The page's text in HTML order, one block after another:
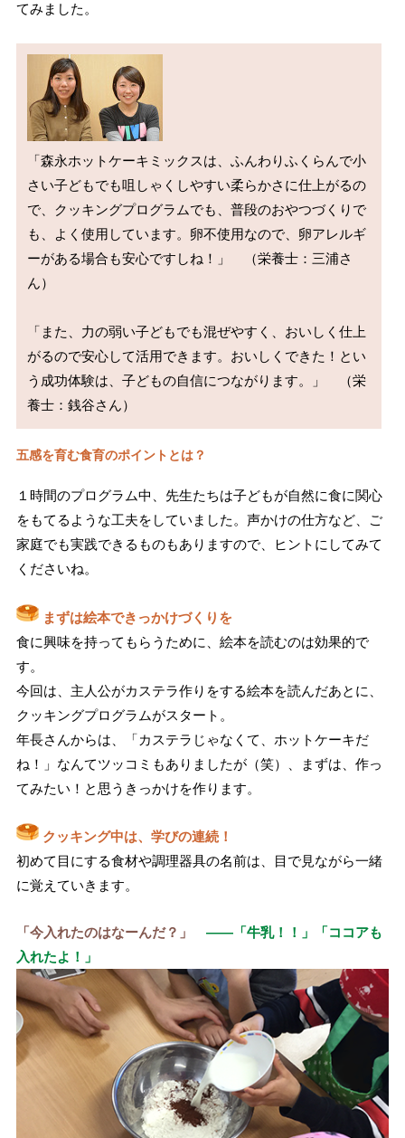
てみました。
「森永ホットケーキミックスは、ふんわりふくらんで小
さい子どもでも咀しゃくしやすい柔らかさに仕上がるの
で、クッキングプログラムでも、普段のおやつづくりで
も、よく使用しています。卵不使用なので、卵アレルギ
ーがある場合も安心ですしね！」　（栄養士：三浦さ
ん）
「また、力の弱い子どもでも混ぜやすく、おいしく仕上
がるので安心して活用できます。おいしくできた！とい
う成功体験は、子どもの自信につながります。」　（栄
養士：銭谷さん）
五感を育む食育のポイントとは？
１時間のプログラム中、先生たちは子どもが自然に食に関心
をもてるような工夫をしていました。声かけの仕方など、ご
家庭でも実践できるものもありますので、ヒントにしてみて
くださいね。
まずは絵本できっかけづくりを
食に興味を持ってもらうために、絵本を読むのは効果的で
す。
今回は、主人公がカステラ作りをする絵本を読んだあとに、
クッキングプログラムがスタート。
年長さんからは、「カステラじゃなくて、ホットケーキだ
ね！」なんてツッコミもありましたが（笑）、まずは、作っ
てみたい！と思うきっかけを作ります。
クッキング中は、学びの連続！
初めて目にする食材や調理器具の名前は、目で見ながら一緒
に覚えていきます。
「今入れたのはなーんだ？」
——「牛乳！！」「ココアも
入れたよ！」